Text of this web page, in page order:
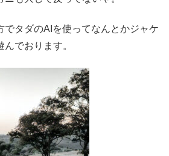
でタダのAIを使ってなんとかジャケ
でおります。